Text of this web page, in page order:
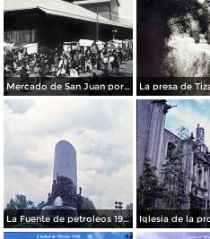
Mercado de San Juan por el fotografo Felix Miret
La Fuente de petroleos 1950.